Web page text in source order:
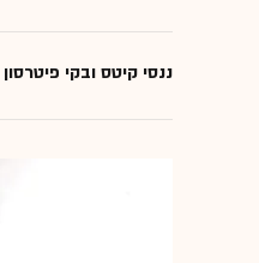
ננסי קיטס ובקי פיטרסון